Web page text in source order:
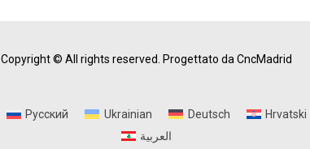
Copyright © All rights reserved. Progettato da CncMadrid
Русский Ukrainian Deutsch Hrvatski
العربية